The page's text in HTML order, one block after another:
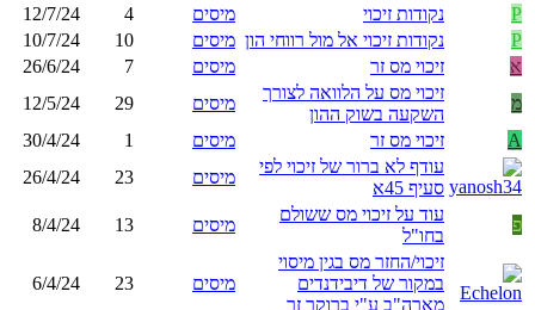
P נקודות זיכוי מיסים 4
12/7/24
P
נקודות זיכוי אל מול רווחי הון מיסים 10
10/7/24
א
זיכוי מס זר מיסים 7
26/6/24
מ
זיכוי מס על הלוואה לצורך
השקעה בשוק ההון
מיסים 29
12/5/24
A
זיכוי מס זר מיסים 1
30/4/24
עודף לא ברור של זיכוי לפי
סעיף 45א
מיסים 23
26/4/24
פ
עוד על זיכוי מס ששולם
בחו"ל
מיסים 13
8/4/24
זיכוי/החזר מס בגין מיסוי
במקור של דיבידנדים
מארה"ב ע"י ברוקר זר
מיסים 23
6/4/24